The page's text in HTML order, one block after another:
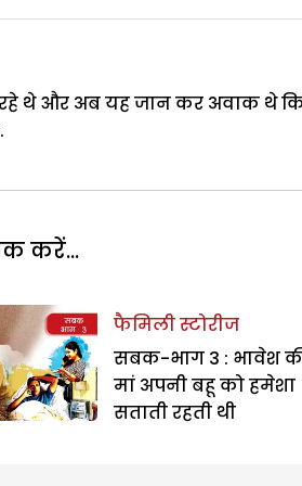
थे और अब यह जान कर अवाक थे
करें...
फैमिली स्टोरीज
सबक-भाग 3 : भावेश
मां अपनी बहू को हमेशा
सताती रहती थी